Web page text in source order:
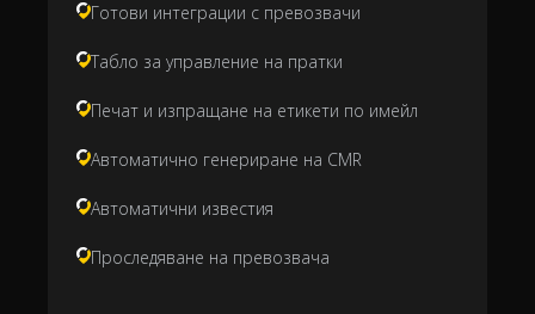
Готови интеграции с превозвачи
Табло за управление на пратки
Печат и изпращане на етикети по имейл
Автоматично генериране на CMR
Автоматични известия
Проследяване на превозвача